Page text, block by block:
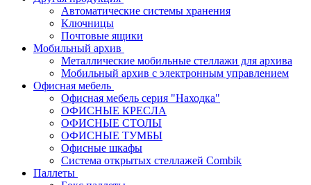
Автоматические системы хранения
Ключницы
Почтовые ящики
Мобильный архив
Металлические мобильные стеллажи для архива
Мобильный архив с электронным управлением
Офисная мебель
Офисная мебель серия "Находка"
ОФИСНЫЕ КРЕСЛА
ОФИСНЫЕ СТОЛЫ
ОФИСНЫЕ ТУМБЫ
Офисные шкафы
Система открытых стеллажей Combik
Паллеты